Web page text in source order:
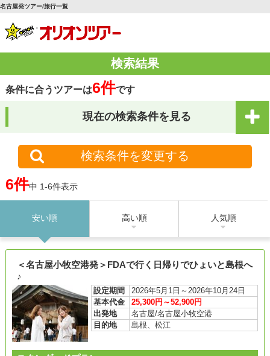
名古屋発ツアー/旅行一覧
検索結果
条件に合うツアーは6件です
現在の検索条件を見る
検索条件を変更する
6件中 1-6件表示
安い順 高い順 人気順
＜名古屋小牧空港発＞FDAで行く日帰りでひょいと島根へ
♪
設定期間
2026年5月1日～2026年10月24日
基本代金
25,300円～52,900円
出発地
名古屋/名古屋小牧空港
目的地
島根、松江